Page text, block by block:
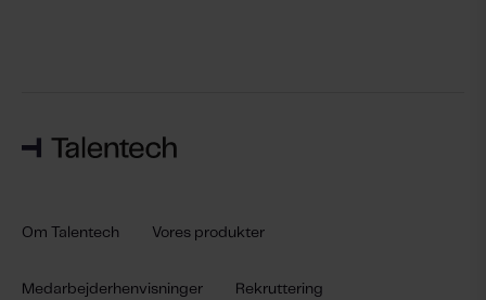
Om Talentech Vores produkter
Medarbejderhenvisninger Rekruttering